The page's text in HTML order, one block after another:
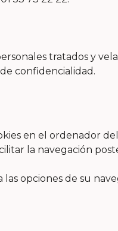
tratados y
confidencialidad.
en el ordenador
la navegación
opciones de su